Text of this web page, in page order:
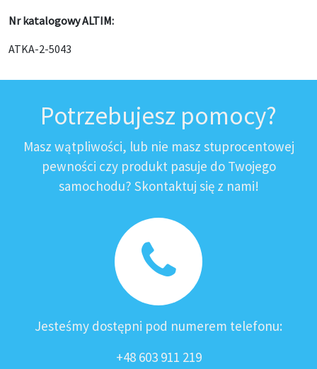
Nr katalogowy ALTIM:
ATKA-2-5043
Potrzebujesz pomocy?
Masz wątpliwości, lub nie masz stuprocentowej
pewności czy produkt pasuje do Twojego
samochodu? Skontaktuj się z nami!
Jesteśmy dostępni pod numerem telefonu:
+48 603 911 219